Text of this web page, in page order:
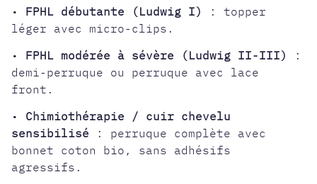
• FPHL débutante (Ludwig I)
: topper
léger avec micro-clips.
• FPHL modérée à sévère (Ludwig II-III)
:
demi-perruque ou perruque avec lace
front.
• Chimiothérapie / cuir chevelu
sensibilisé : perruque complète avec
bonnet coton bio, sans adhésifs
agressifs.